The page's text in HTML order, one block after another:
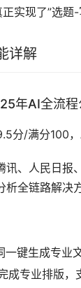
实现了”选题
详解
年AI全流
分/满分
讯、人民日报
析全链路解决
一键生成专业
成专业排版